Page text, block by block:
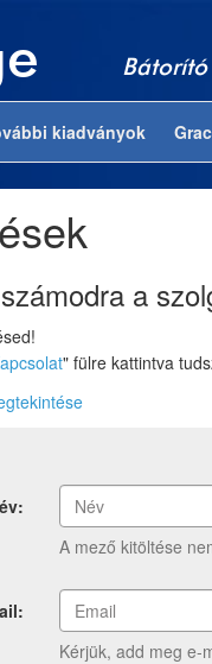
kiadványok
a
" fülre kattintva
A mező kitöltése
Kérjük, add meg e-